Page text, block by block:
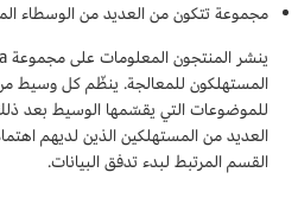
مجموعة تتكون من العديد من الوسطاء
للموضوعات التي يقسّمها الوسيط بعد
العديد من المستهلكين الذين لديهم
القسم المرتبط لبدء تدفق البيانات.